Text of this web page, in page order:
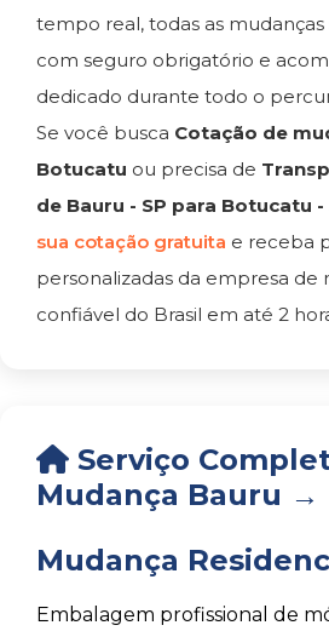
tempo real, todas as
com seguro obrigatório e
dedicado durante todo o
Se você busca Cotação de
Botucatu ou precisa de
de Bauru - SP para Botucatu -
sua cotação gratuita e receba
personalizadas da empresa de
confiável do Brasil em até 2
Serviço
Mudança Bauru →
Mudança
Embalagem profissional de